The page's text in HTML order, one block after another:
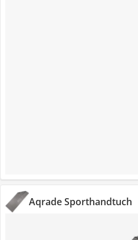
Aqrade Sporthandtuch